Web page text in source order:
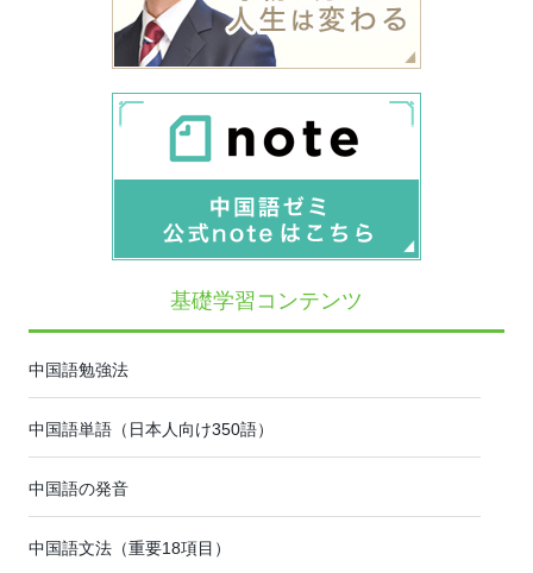
基礎学習コンテンツ
中国語勉強法
中国語単語（日本人向け350語）
中国語の発音
中国語文法（重要18項目）